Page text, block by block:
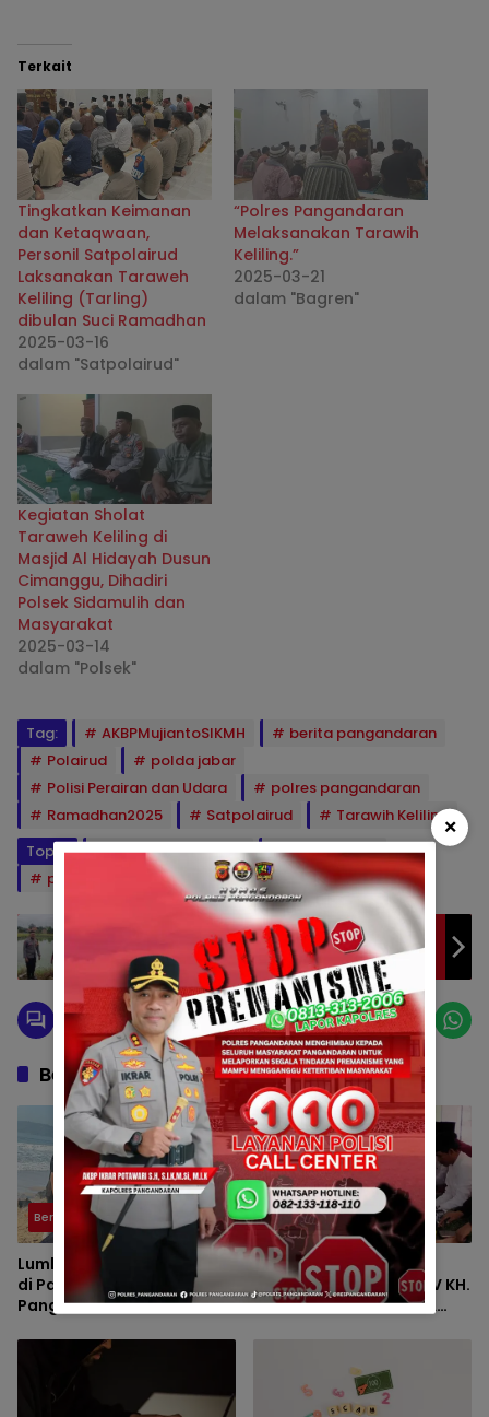
Terkait
Tingkatkan Keimanan
dan Ketaqwaan,
Personil Satpolairud
Laksanakan Taraweh
Keliling (Tarling)
dibulan Suci Ramadhan
2025-03-16
dalam "Satpolairud"
“Polres Pangandaran
Melaksanakan Tarawih
Keliling.”
2025-03-21
dalam "Bagren"
Kegiatan Sholat
Taraweh Keliling di
Masjid Al Hidayah Dusun
Cimanggu, Dihadiri
Polsek Sidamulih dan
Masyarakat
2025-03-14
dalam "Polsek"
Tag: AKBPMujiantoSIKMH
berita pangandaran
Polairud
polda jabar
Polisi Perairan dan Udara
polres pangandaran
Ramadhan2025
Satpolairud
Tarawih Keliling
Topik:
info pangandaran
Polda Jabar
polres pangandaran
polri untuk masyarakat
Bhabinkamtibmas Desa Babakan
Laksanakan Sambang dan Sosialisasi
Ketahanan Pangan di Wilayah Binaan
Berita Berkaitan
Berita
Lumba-Lumba Terdampar
di Pantai Timur
Pangandaran Dievakuasi
Berita
HAUL KE-VII HJ. DEDE
UMIYATI DAN HAUL KE-IV KH.
SAEPUL MUJAHID SERTA
DI PONDOK PESANTREN AL-
FALAH SANUSSIYAH
×